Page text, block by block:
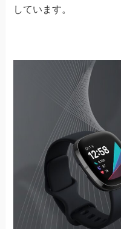
しています。